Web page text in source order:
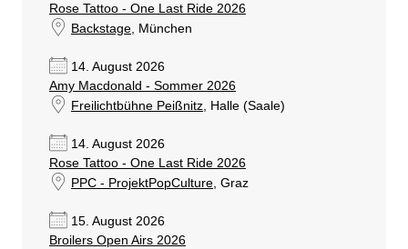
Rose Tattoo - One Last Ride 2026
Backstage, München
14. August 2026
Amy Macdonald - Sommer 2026
Freilichtbühne Peißnitz, Halle (Saale)
14. August 2026
Rose Tattoo - One Last Ride 2026
PPC - ProjektPopCulture, Graz
15. August 2026
Broilers Open Airs 2026